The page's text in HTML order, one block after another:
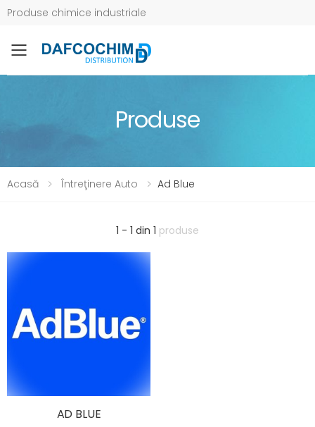
Produse chimice industriale
Toggle mobile menu
Produse
Acasă Întreţinere Auto Ad Blue
1 - 1 din 1 produse
AD BLUE